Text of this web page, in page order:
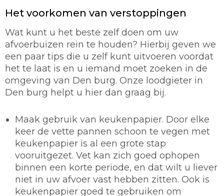
Het voorkomen van verstoppingen
Wat kunt u het beste zelf doen om uw
afvoerbuizen rein te houden? Hierbij geven we
een paar tips die u zelf kunt uitvoeren voordat
het te laat is en u iemand moet zoeken in de
omgeving van Den burg. Onze loodgieter in
Den burg helpt u hier dan graag bij.
Maak gebruik van keukenpapier. Door elke
keer de vette pannen schoon te vegen met
keukenpapier is al een grote stap
vooruitgezet. Vet kan zich goed ophopen
binnen een korte periode, en dat wilt u liever
niet in uw afvoer vast hebben zitten. Ook is
keukenpapier goed te gebruiken om